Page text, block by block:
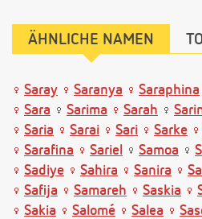
ÄHNLICHE NAMEN
Saray Saranya Saraphina
Sara
Sarima Sarah
Saria
Sarai Sari Sarke
Sarafina
Sariel Samoa
Sadiye
Sahira Sanira
Safija
Samareh Saskia
Sakia
Salomé Salea